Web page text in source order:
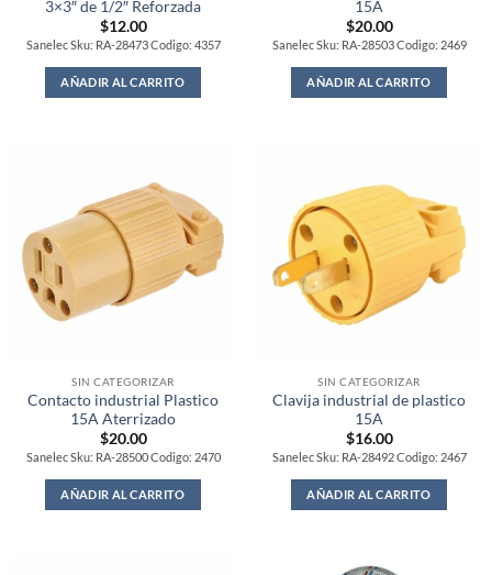
3×3″ de 1/2″ Reforzada
$12.00
Sanelec Sku: RA-28473 Codigo: 4357
AÑADIR AL CARRITO
15A
$20.00
Sanelec Sku: RA-28503 Codigo: 2469
AÑADIR AL CARRITO
SIN CATEGORIZAR
Contacto industrial Plastico
15A Aterrizado
$20.00
Sanelec Sku: RA-28500 Codigo: 2470
AÑADIR AL CARRITO
SIN CATEGORIZAR
Clavija industrial de plastico
15A
$16.00
Sanelec Sku: RA-28492 Codigo: 2467
AÑADIR AL CARRITO